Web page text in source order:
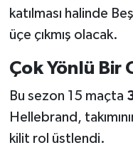
katılması halinde
üçe çıkmış olacak.
Çok Yönlü Bir
Bu sezon 15 maçta
Hellebrand,
kilit rol üstlendi.
Halter
Su Sporları
Diğer Spor